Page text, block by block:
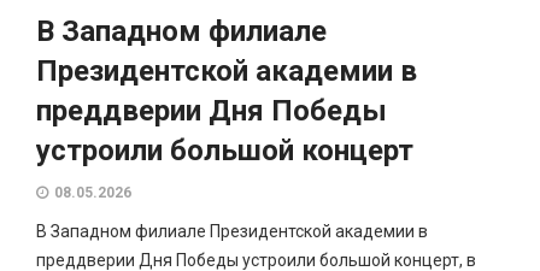
В Западном филиале
Президентской академии в
преддверии Дня Победы
устроили большой концерт
08.05.2026
В Западном филиале Президентской академии в
преддверии Дня Победы устроили большой концерт, в